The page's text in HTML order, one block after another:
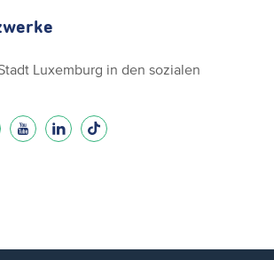
Luxemburg in den sozialen